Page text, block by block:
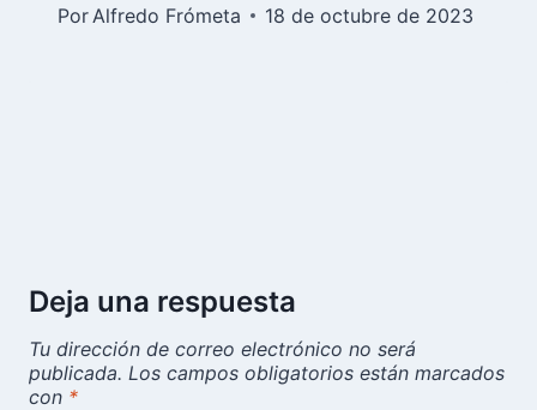
Por Alfredo Frómeta 18 de octubre de 2023
Deja una respuesta
Tu dirección de correo electrónico no será
publicada. Los campos obligatorios están marcados
con *